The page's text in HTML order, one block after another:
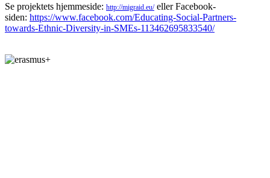
Se projektets hjemmeside: http://migraid.eu/eller Facebook-
siden: https://www.facebook.com/Educating-Social-Partners-
towards-Ethnic-Diversity-in-SMEs-113462695833540/